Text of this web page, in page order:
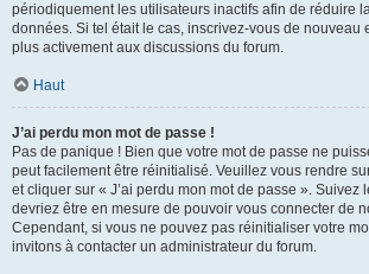
périodiquement les utilisateurs inactifs afin de réduire
données. Si tel était le cas, inscrivez-vous de nouveau
plus activement aux discussions du forum.
Haut
J’ai perdu mon mot de passe !
Pas de panique ! Bien que votre mot de passe ne
peut facilement être réinitialisé. Veuillez vous rendre
et cliquer sur « J’ai perdu mon mot de passe ». Suivez
devriez être en mesure de pouvoir vous connecter de
Cependant, si vous ne pouvez pas réinitialiser votre
invitons à contacter un administrateur du forum.